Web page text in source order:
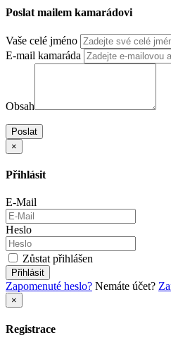
Poslat mailem kamarádovi
Vaše celé jméno
E-mail kamaráda
Obsah
Poslat
×
Přihlásit
E-Mail
Heslo
Zůstat přihlášen
Přihlásit
Zapomenuté heslo? Nemáte účet?
×
Registrace